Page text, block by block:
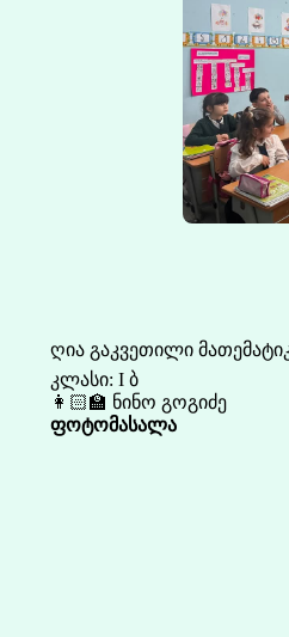
ღია გაკვეთილი
კლასი: I ბ
👩🏻‍🏫 ნინო გოგიძე
ფოტომასალა